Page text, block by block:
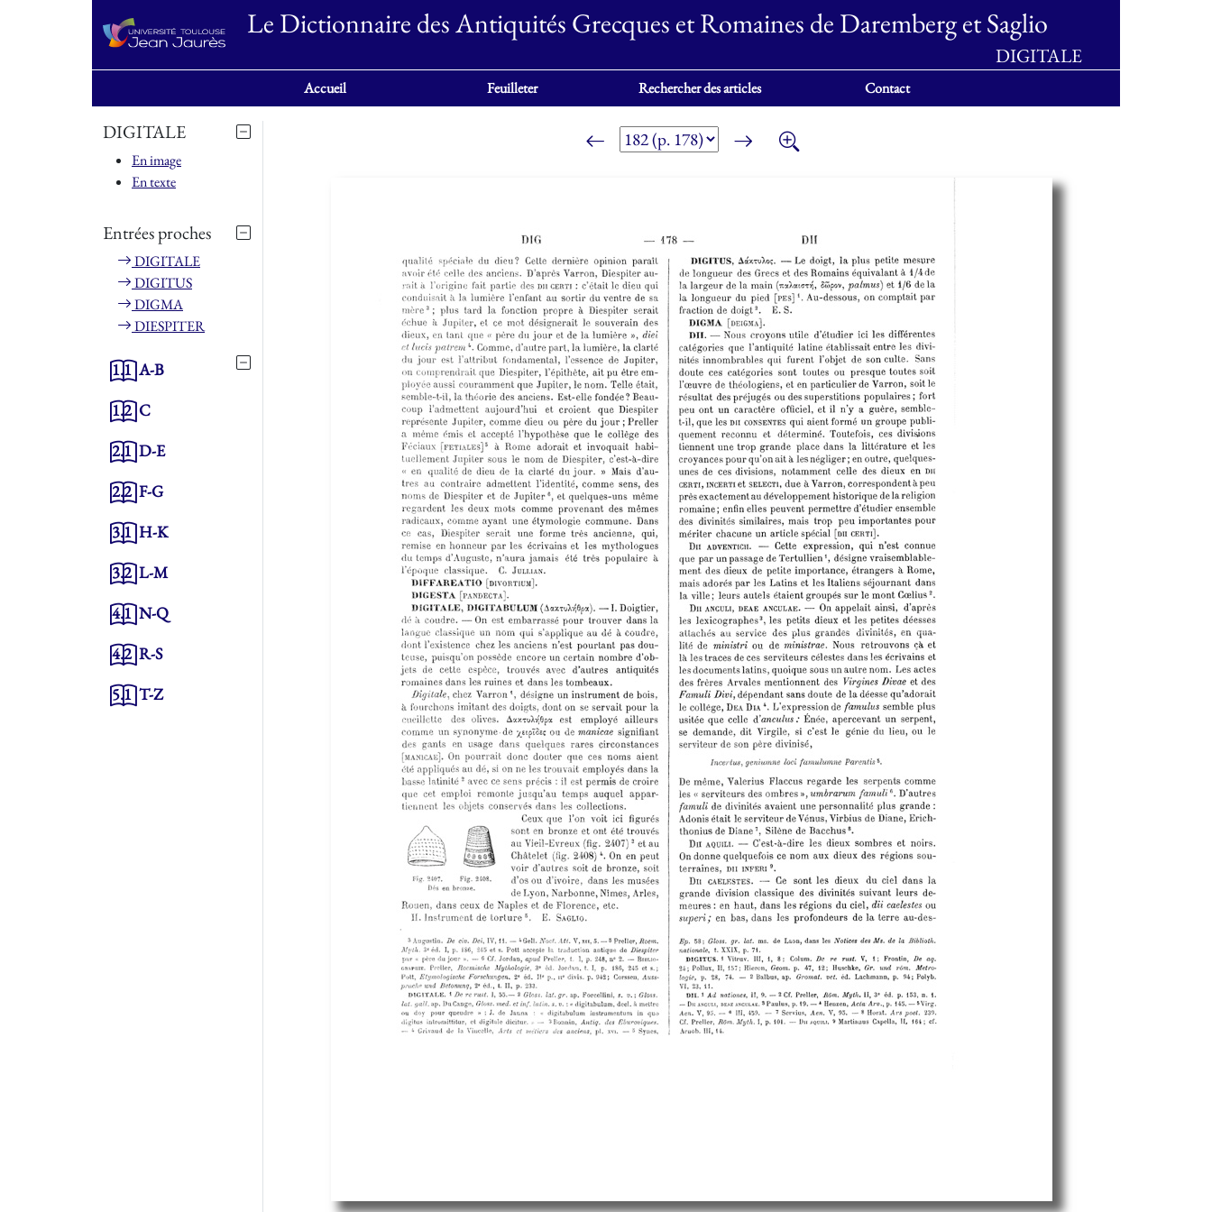
Le Dictionnaire des Antiquités Grecques et Romaines de Daremberg et Saglio
DIGITALE
Accueil Feuilleter Rechercher des articles Contact
DIGITALE
En image
En texte
Entrées proches
DIGITALE
DIGITUS
DIGMA
DIESPITER
1.1A-B
1.2C
2.1D-E
2.2F-G
3.1H-K
3.2L-M
4.1N-Q
4.2R-S
5.1T-Z